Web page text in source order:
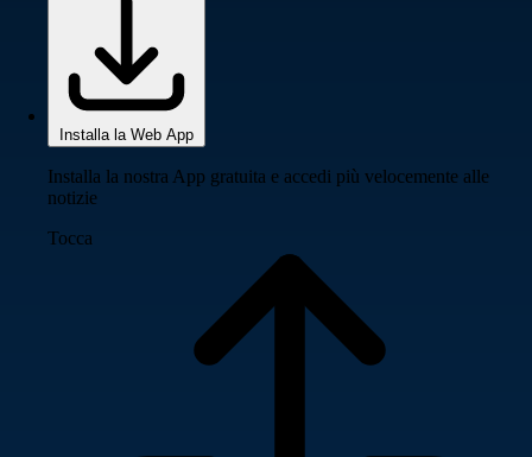
Installa la Web App
Installa la nostra App gratuita e accedi più velocemente alle
notizie
Tocca